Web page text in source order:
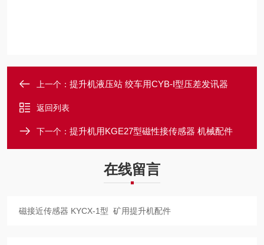
上一个： 提升机液压站 绞车用CYB-I型压差发讯器
返回列表
下一个： 提升机用KGE27型磁性接传感器 机械配件
在线留言